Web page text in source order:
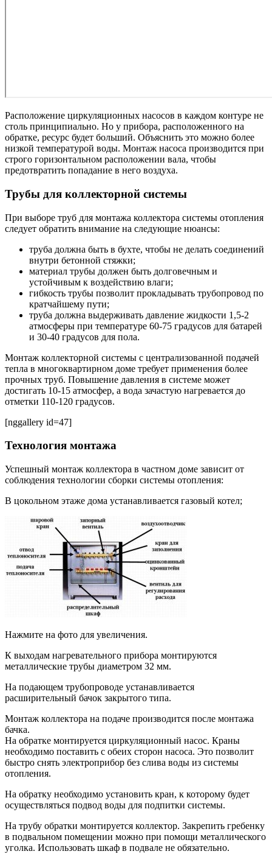
Расположение циркуляционных насосов в каждом контуре не
столь принципиально. Но у прибора, расположенного на
обратке, ресурс будет больший. Объяснить это можно более
низкой температурой воды. Монтаж насоса производится при
строго горизонтальном расположении вала, чтобы
предотвратить попадание в него воздуха.
Трубы для коллекторной системы
При выборе труб для монтажа коллектора системы отопления
следует обратить внимание на следующие нюансы:
труба должна быть в бухте, чтобы не делать соединений
внутри бетонной стяжки;
материал трубы должен быть долговечным и
устойчивым к воздействию влаги;
гибкость трубы позволит прокладывать трубопровод по
кратчайшему пути;
труба должна выдерживать давление жидкости 1,5-2
атмосферы при температуре 60-75 градусов для батарей
и 30-40 градусов для пола.
Монтаж коллекторной системы с централизованной подачей
тепла в многоквартирном доме требует применения более
прочных труб. Повышение давления в системе может
достигать 10-15 атмосфер, а вода зачастую нагревается до
отметки 110-120 градусов.
[nggallery id=47]
Технология монтажа
Успешный монтаж коллектора в частном доме зависит от
соблюдения технологии сборки системы отопления:
В цокольном этаже дома устанавливается газовый котел;
Нажмите на фото для увеличения.
К выходам нагревательного прибора монтируются
металлические трубы диаметром 32 мм.
На подающем трубопроводе устанавливается
расширительный бачок закрытого типа.
Монтаж коллектора на подаче производится после монтажа
бачка.
На обратке монтируется циркуляционный насос. Краны
необходимо поставить с обеих сторон насоса. Это позволит
быстро снять электроприбор без слива воды из системы
отопления.
На обратку необходимо установить кран, к которому будет
осуществляться подвод воды для подпитки системы.
На трубу обратки монтируется коллектор. Закрепить гребенку
в подвальном помещении можно при помощи металлического
уголка. Использовать шкаф в подвале не обязательно.